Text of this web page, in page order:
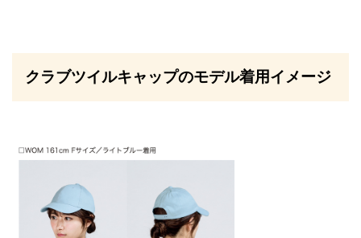
クラブツイルキャップのモデル着用イメージ